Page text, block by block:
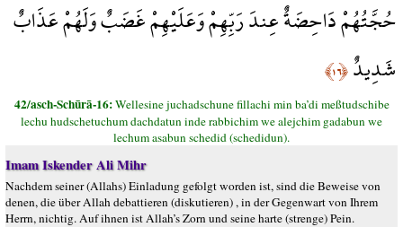
حُجَّتُهُمْ دَاحِضَةٌ عِندَ رَبِّهِمْ وَعَلَيْهِمْ غَضَبٌ وَلَهُمْ عَذَابٌ
شَدِيدٌ﴿١٦﴾
42/asch-Schūrā-16:Wellesine juchadschune fillachi min ba’di meßtudschibe
lechu hudschetuchum dachdatun inde rabbichim we alejchim gadabun we
lechum asabun schedid (schedidun).
Imam Iskender Ali Mihr
Nachdem seiner (Allahs) Einladung gefolgt worden ist, sind die Beweise von
denen, die über Allah debattieren (diskutieren) , in der Gegenwart von Ihrem
Herrn, nichtig. Auf ihnen ist Allah’s Zorn und seine harte (strenge) Pein.